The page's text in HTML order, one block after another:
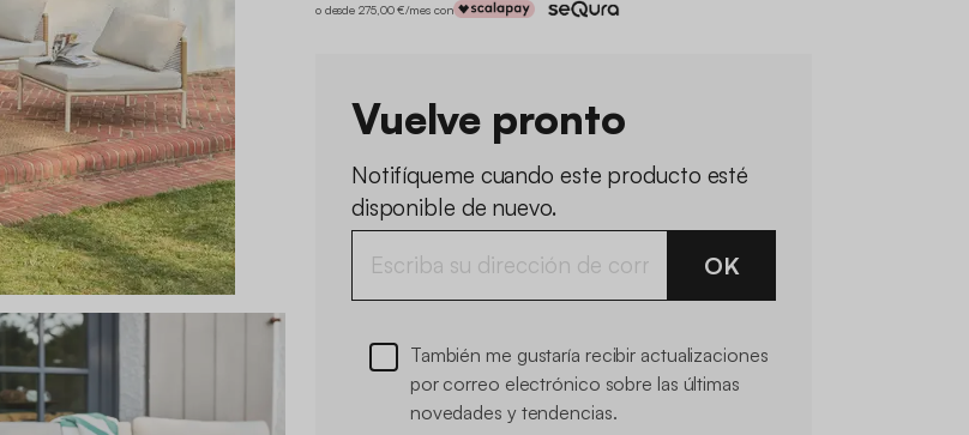
o desde 275,00 €/mes con
Vuelve pronto
Notifíqueme cuando este producto esté
disponible de nuevo.
OK
También me gustaría recibir actualizaciones
por correo electrónico sobre las últimas
novedades y tendencias.